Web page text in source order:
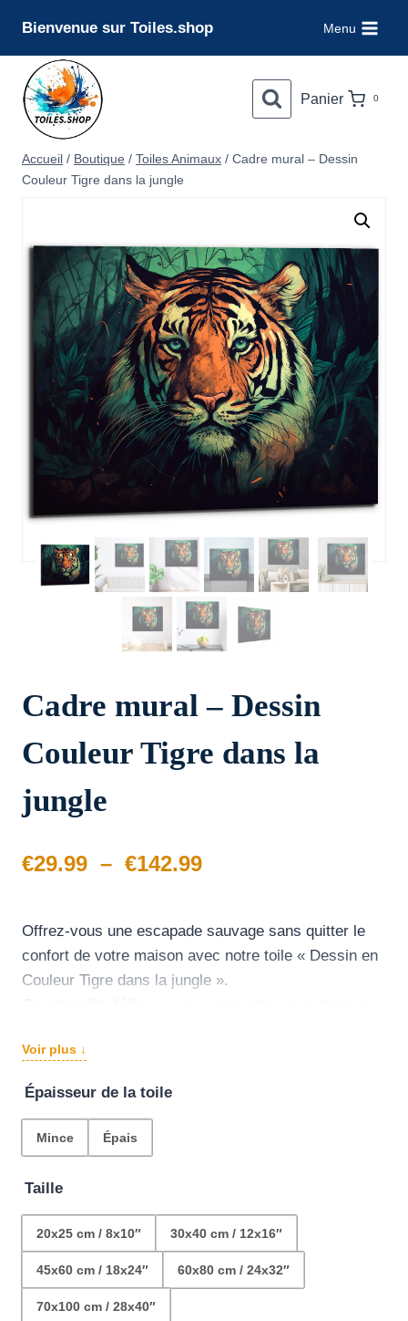
contenu
Bienvenue sur Toiles.shop Menu
Panier 0
Accueil / Boutique / Toiles Animaux / Cadre mural – Dessin
Couleur Tigre dans la jungle
Cadre mural – Dessin
Couleur Tigre dans la
jungle
€29.99 – €142.99Plage
prix :
€29.99
Offrez-vous une escapade sauvage sans quitter le
confort de votre maison avec notre toile « Dessin en
Couleur Tigre dans la jungle ».
une dose instantanée d’aventure et de beauté
naturelle à votre intérieur.
N’attendez plus, laissez le tigre rugir sur votre mur !
Voir plus ↓
Épaisseur de la toile
Mince Épais
Taille
20x25 cm / 8x10″ 30x40 cm / 12x16″
45x60 cm / 18x24″ 60x80 cm / 24x32″
70x100 cm / 28x40″